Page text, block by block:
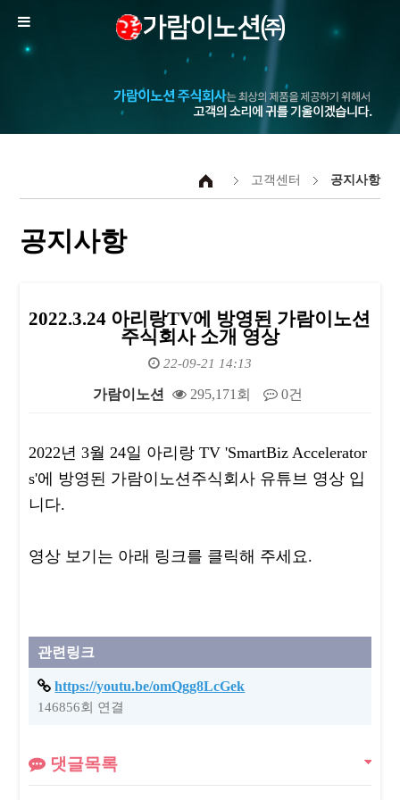
고객센터 공지사항
공지사항
2022.3.24 아리랑TV에 방영된 가람이노션
주식회사 소개 영상
22-09-21 14:13
가람이노션 295,171회 0건
2022년 3월 24일 아리랑 TV 'SmartBiz Accelerator
s'에 방영된 가람이노션주식회사 유튜브 영상 입
니다.
영상 보기는 아래 링크를 클릭해 주세요.
관련링크
https://youtu.be/omQgg8LcGek
146856회 연결
댓글목록